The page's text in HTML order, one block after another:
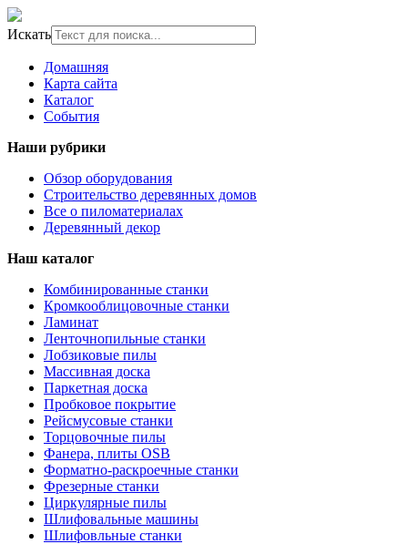
Искать
Домашняя
Карта сайта
Каталог
События
Наши рубрики
Обзор оборудования
Строительство деревянных домов
Все о пиломатериалах
Деревянный декор
Наш каталог
Комбинированные станки
Кромкооблицовочные станки
Ламинат
Ленточнопильные станки
Лобзиковые пилы
Массивная доска
Паркетная доска
Пробковое покрытие
Рейсмусовые станки
Торцовочные пилы
Фанера, плиты OSB
Форматно-раскроечные станки
Фрезерные станки
Циркулярные пилы
Шлифовальные машины
Шлифовльные станки